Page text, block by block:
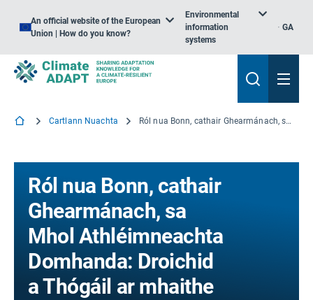
An official website of the European
Union | How do you know?
Environmental
information
systems
GA
Cartlann Nuachta Ról nua Bonn, cathair Ghearmánach, sa Mhol Athléimneachta Domhanda: Droichid a Thógáil ar mhaithe leis an Athléimneacht
Ról nua Bonn, cathair
Ghearmánach, sa
Mhol Athléimneachta
Domhanda: Droichid
a Thógáil ar mhaithe